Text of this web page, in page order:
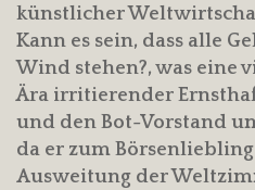
künstlicher
Kann es sein, dass alle
Wind stehen?, was eine
Ära irritierender
und den Bot-Vorstand
da er zum
Ausweitung der